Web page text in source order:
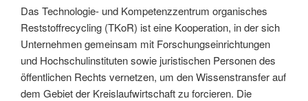
Das Technologie- und Kompetenzzentrum organisches
Reststoffrecycling (TKoR) ist eine Kooperation, in der sich
Unternehmen gemeinsam mit Forschungseinrichtungen
und Hochschulinstituten sowie juristischen Personen des
öffentlichen Rechts vernetzen, um den Wissenstransfer auf
dem Gebiet der Kreislaufwirtschaft zu forcieren. Die